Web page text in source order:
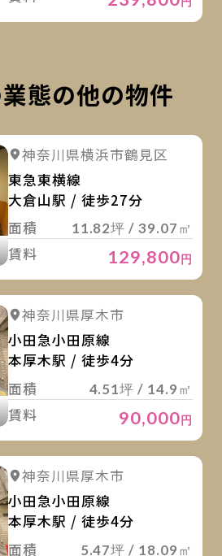
態の他の物件
詳細を見る 詳細を見る
神奈川県横浜市鶴見区
東急東横線
大倉山駅 / 徒歩27分
面積
11.82坪 / 39.07㎡
賃料 129,800円
詳細を見る
神奈川県厚木市
小田急小田原線
本厚木駅 / 徒歩4分
面積
4.51坪 / 14.9㎡
賃料 90,000円
詳細を見る
神奈川県厚木市
小田急小田原線
本厚木駅 / 徒歩4分
面積
5.47坪 / 18.09㎡